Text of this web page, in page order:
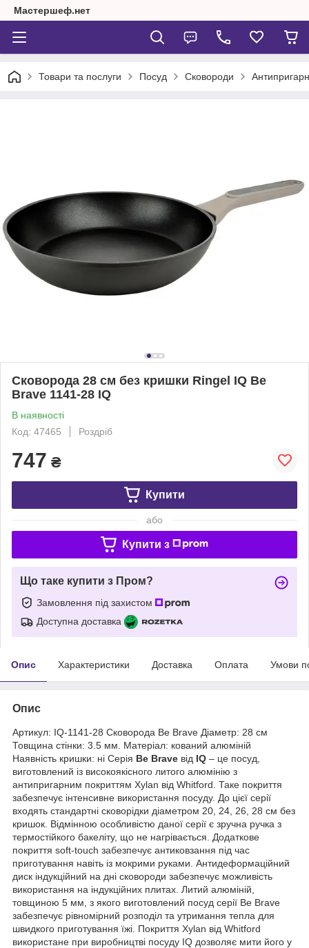
Мастершеф.нет
Товари та послуги Посуд Сковороди
Сковорода 28 см без кришки Ringel IQ Be
Brave 1141-28 IQ
В наявності
Код: 47465
Роздріб
747 ₴
Купити
або
Купити з
Що таке купити з Пром?
Замовлення під захистом
Доступна доставка
Опис Характеристики Доставка Оплата Умови
Опис
Артикул: IQ-1141-28 Сковорода Be Brave Діаметр: 28 см
Товщина стінки: 3.5 мм. Матеріал: кований алюміній
Наявність кришки: ні Серія Be Brave від IQ – це посуд,
виготовлений із високоякісного литого алюмінію з
антипригарним покриттям Xylan від Whitford. Таке покриття
забезпечує інтенсивне використання посуду. До цієї серії
входять стандартні сковорідки діаметром 20, 24, 26, 28 см без
кришок. Відмінною особливістю даної серії є зручна ручка з
термостійкого бакеліту, що не нагрівається. Додаткове
покриття soft-touch забезпечує антиковзання під час
приготування навіть із мокрими руками. Антидеформаційний
диск індукційний на дні сковороди забезпечує можливість
використання на індукційних плитах. Литий алюміній,
товщиною 5 мм, з якого виготовлений посуд серії Be Brave
забезпечує рівномірний розподіл та утримання тепла для
швидкого приготування їжі. Покриття Xylan від Whitford
використане при виробництві посуду IQ дозволяє мити його у